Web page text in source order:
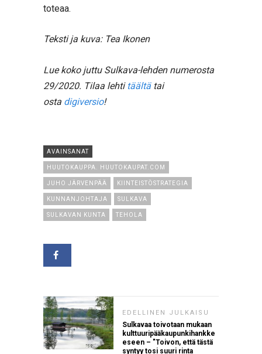
toteaa.
Teksti ja kuva: Tea Ikonen
Lue koko juttu Sulkava-lehden numerosta
29/2020. Tilaa lehti täältätai
osta digiversio!
AVAINSANAT
HUUTOKAUPPA. HUUTOKAUPAT.COM
JUHO JÄRVENPÄÄ KIINTEISTÖSTRATEGIA
KUNNANJOHTAJA SULKAVA
SULKAVAN KUNTA TEHOLA
EDELLINEN JULKAISU
Sulkavaa toivotaan mukaan
kulttuuripääkaupunkihankke
eseen – "Toivon, että tästä
syntyy tosi suuri rinta